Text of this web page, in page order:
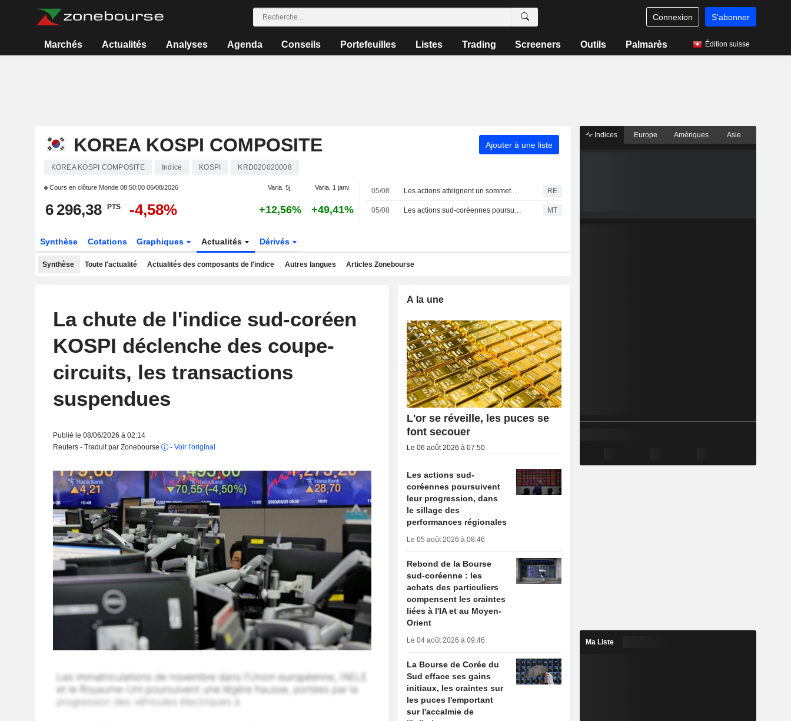
Connexion S'abonner
Marchés Actualités Analyses Agenda Conseils Portefeuilles Listes Trading Screeners Outils Palmarès Édition suisse
KOREA KOSPI COMPOSITE Ajouter à une liste
KOREA KOSPI COMPOSITE Indice KOSPI KRD020020008
Cours en clôture Monde 08:50:00 06/08/2026 Varia. 5j. Varia. 1 janv.
6 296,38 PTS -4,58% +12,56% +49,41%
05/08 Les actions atteignent un sommet de trois semaines portées par les semi-conducteurs ; les devises à un niveau record RE
05/08 Les actions sud-coréennes poursuivent leur progression, dans le sillage des performances régionales MT
Synthèse Cotations Graphiques Actualités Dérivés
Synthèse Toute l'actualité Actualités des composants de l'indice Autres langues Articles Zonebourse
La chute de l'indice sud-coréen
KOSPI déclenche des coupe-
circuits, les transactions
suspendues
Publié le 08/06/2026 à 02:14
Reuters - Traduit par Zonebourse
- Voir l'original
A la une
L'or se réveille, les puces se
font secouer
Le 06 août 2026 à 07:50
Les actions sud-
coréennes poursuivent
leur progression, dans
le sillage des
performances régionales
Le 05 août 2026 à 08:46
Rebond de la Bourse
sud-coréenne : les
achats des particuliers
compensent les craintes
liées à l'IA et au Moyen-
Orient
Le 04 août 2026 à 09:46
La Bourse de Corée du
Sud efface ses gains
initiaux, les craintes sur
les puces l'emportant
sur l'accalmie de
Indices Europe Amériques Asie
Ma Liste